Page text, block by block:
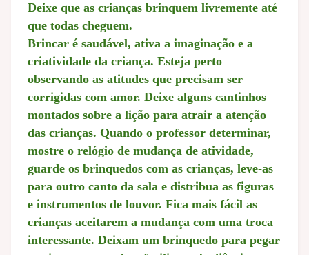
Deixe que as crianças brinquem livremente até
que todas cheguem.
Brincar é saudável, ativa a imaginação e a
criatividade da criança. Esteja perto
observando as atitudes que precisam ser
corrigidas com amor. Deixe alguns cantinhos
montados sobre a lição para atrair a atenção
das crianças. Quando o professor determinar,
mostre o relógio de mudança de atividade,
guarde os brinquedos com as crianças, leve-as
para outro canto da sala e distribua as figuras
e instrumentos de louvor. Fica mais fácil as
crianças aceitarem a mudança com uma troca
interessante. Deixam um brinquedo para pegar